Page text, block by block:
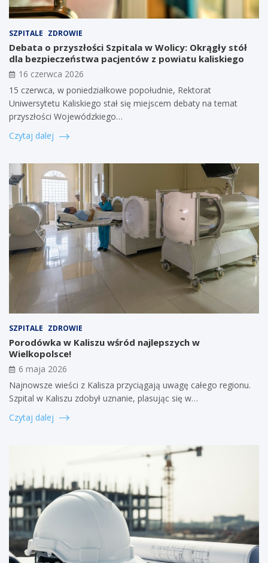
SZPITALE ZDROWIE
Debata o przyszłości Szpitala w Wolicy: Okrągły stół
dla bezpieczeństwa pacjentów z powiatu kaliskiego
16 czerwca 2026
15 czerwca, w poniedziałkowe popołudnie, Rektorat
Uniwersytetu Kaliskiego stał się miejscem debaty na temat
przyszłości Wojewódzkiego…
Czytaj dalej
SZPITALE ZDROWIE
Porodówka w Kaliszu wśród najlepszych w
Wielkopolsce!
6 maja 2026
Najnowsze wieści z Kalisza przyciągają uwagę całego regionu.
Szpital w Kaliszu zdobył uznanie, plasując się w…
Czytaj dalej